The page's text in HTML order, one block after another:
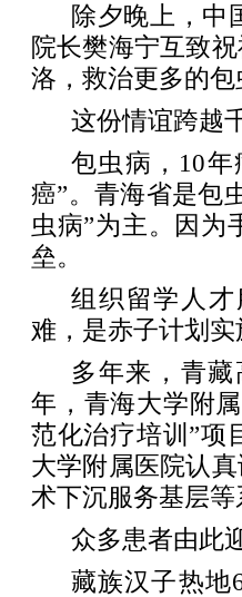
除夕晚上，中
院长樊海宁互致
洛，救治更多的包
这份情谊跨越
包虫病，10
癌”。青海省是包
虫病”为主。因为
垒。
组织留学人
难，是赤子计划实
多年来，青
年，青海大学附
范化治疗培训”项
大学附属医院认
术下沉服务基层等
众多患者由此
藏族汉子热地